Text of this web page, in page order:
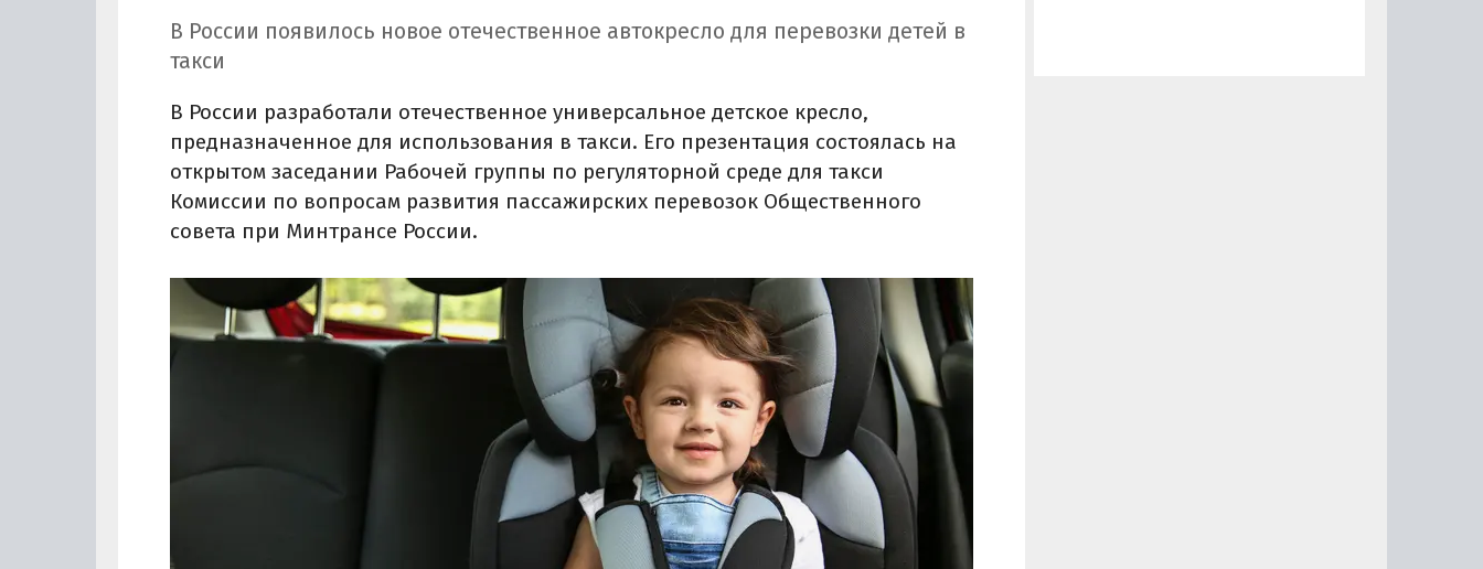
В России появилось новое отечественное автокресло для перевозки детей в
такси
В России разработали отечественное универсальное детское кресло,
предназначенное для использования в такси. Его презентация состоялась на
открытом заседании Рабочей группы по регуляторной среде для такси
Комиссии по вопросам развития пассажирских перевозок Общественного
совета при Минтрансе России.